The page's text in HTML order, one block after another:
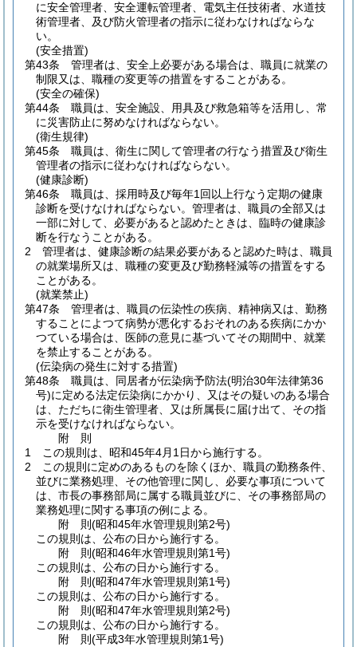
に安全管理者、安全運転管理者、電気主任技術者、水道技
術管理者、及び防火管理者の指示に従わなければならな
い。
(安全措置)
第43条
管理者は、安全上必要がある場合は、職員に就業の
制限又は、職種の変更等の措置をすることがある。
(安全の確保)
第44条
職員は、安全施設、用具及び救急箱等を活用し、常
に災害防止に努めなければならない。
(衛生規律)
第45条
職員は、衛生に関して管理者の行なう措置及び衛生
管理者の指示に従わなければならない。
(健康診断)
第46条
職員は、採用時及び毎年1回以上行なう定期の健康
診断を受けなければならない。 管理者は、職員の全部又は
一部に対して、必要があると認めたときは、臨時の健康診
断を行なうことがある。
2
管理者は、健康診断の結果必要があると認めた時は、職員
の就業場所又は、職種の変更及び勤務軽減等の措置をする
ことがある。
(就業禁止)
第47条
管理者は、職員の伝染性の疾病、精神病又は、勤務
することによつて病勢が悪化するおそれのある疾病にかか
つている場合は、医師の意見に基づいてその期間中、就業
を禁止することがある。
(伝染病の発生に対する措置)
第48条
職員は、同居者が伝染病予防法(明治30年法律第36
号)に定める法定伝染病にかかり、又はその疑いのある場合
は、ただちに衛生管理者、又は所属長に届け出て、その指
示を受けなければならない。
附 則
1
この規則は、昭和45年4月1日から施行する。
2
この規則に定めのあるものを除くほか、職員の勤務条件、
並びに業務処理、その他管理に関し、必要な事項について
は、市長の事務部局に属する職員並びに、その事務部局の
業務処理に関する事項の例による。
附 則(昭和45年水管理規則第2号)
この規則は、公布の日から施行する。
附 則(昭和46年水管理規則第1号)
この規則は、公布の日から施行する。
附 則(昭和47年水管理規則第1号)
この規則は、公布の日から施行する。
附 則(昭和47年水管理規則第2号)
この規則は、公布の日から施行する。
附 則(平成3年水管理規則第1号)